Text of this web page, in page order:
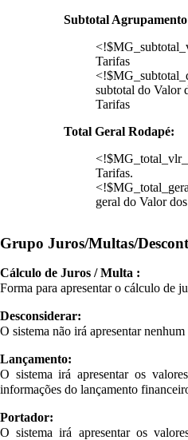
Subtotal
Tarifas
subtotal do Valor
Tarifas
Total Geral Rodapé:
Tarifas.
geral do Valor
Grupo Juros/Multas/
Cálculo de Juros / Multa :
Forma para apresentar o cálculo de
Desconsiderar:
O sistema não irá apresentar
Lançamento:
O sistema irá apresentar os
informações do lançamento
Portador:
O sistema irá apresentar os